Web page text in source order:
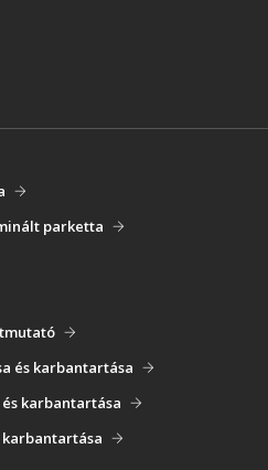
parketta
és karbantartása
karbantartása